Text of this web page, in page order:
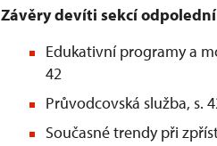
Závěry devíti sekcí
Edukativní programy a
42
Průvodcovská služba, s.
Současné trendy při